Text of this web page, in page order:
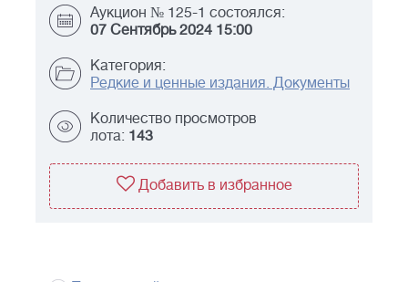
Аукцион № 125-1 состоялся:
07 Сентябрь 2024 15:00
Категория:
Редкие и ценные издания. Документы
Количество просмотров
лота: 143
Добавить в избранное